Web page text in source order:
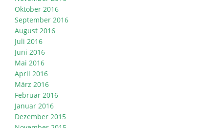
Oktober 2016
September 2016
August 2016
Juli 2016
Juni 2016
Mai 2016
April 2016
März 2016
Februar 2016
Januar 2016
Dezember 2015